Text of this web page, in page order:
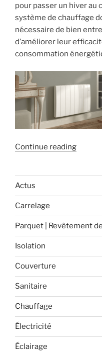
pour passer un hiver au
système de chauffage
nécessaire de bien
d’améliorer leur
consommation
Continue reading«
le
de
l’hiver
Actus
Carrelage
Parquet | Revêtement
Isolation
Couverture
Sanitaire
Chauffage
Électricité
Éclairage